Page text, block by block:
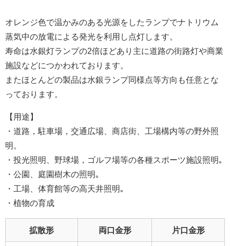
オレンジ色で温かみのある光源をしたランプでナトリウム
蒸気中の放電による発光を利用し点灯します。
寿命は水銀灯ランプの2倍ほどあり主に道路の街路灯や商業
施設などにつかわれております。
またほとんどの製品は水銀ランプ同様点等方向も任意とな
っております。
【用途】
・道路，駐車場，交通広場、商店街、工場構内等の野外照
明。
・投光照明、野球場，ゴルフ場等の各種スポーツ施設照明｡
・公園、庭園樹木の照明｡
・工場、体育館等の高天井照明｡
・植物の育成
拡散形 両口金形 片口金形